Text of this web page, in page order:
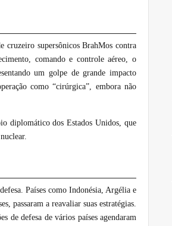
cruzeiro supersônicos BrahMos contra
comando e controle aéreo, o
um golpe de grande impacto
como “cirúrgica”, embora não
diplomático dos Estados Unidos, que
Países como Indonésia, Argélia e
passaram a reavaliar suas estratégias.
de defesa de vários países agendaram